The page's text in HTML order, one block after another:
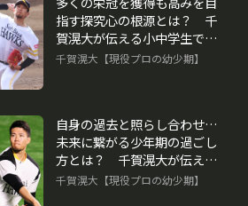
指す探究心の根源とは？ 千
賀滉大が伝える小中学生で取
り組むべきこと
千賀滉大【現役プロの幼少期】
自身の過去と照らし合わせ…
未来に繋がる少年期の過ごし
方とは？ 千賀滉大が伝える
小中学生で取り組むべきこと
千賀滉大【現役プロの幼少期】